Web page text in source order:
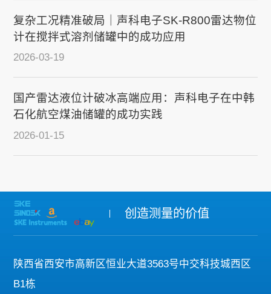
复杂工况精准破局｜声科电子SK-R800雷达物位
计在搅拌式溶剂储罐中的成功应用
2026-03-19
国产雷达液位计破冰高端应用：声科电子在中韩
石化航空煤油储罐的成功实践
2026-01-15
创造测量的价值
陕西省西安市高新区恒业大道3563号中交科技城西区
B1栋